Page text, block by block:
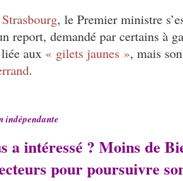
Strasbourg, le Premier ministre
report, demandé par certains à
liée aux « gilets jaunes », mais
.
indépendante
a intéressé ? Moins de
pour poursuivre